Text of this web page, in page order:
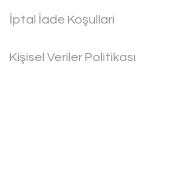
İptal İade Koşullari
Kişisel Veriler Politikası